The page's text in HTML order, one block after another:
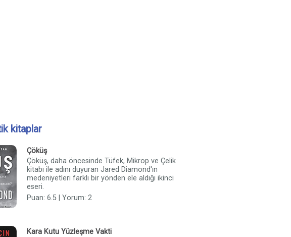
kitaplar
Çöküş
Çöküş, daha öncesinde Tüfek, Mikrop ve Çelik
kitabı ile adını duyuran Jared Diamond'ın
medeniyetleri farklı bir yönden ele aldığı ikinci
eseri.
Puan: 6.5 | Yorum: 2
Kara Kutu Yüzleşme Vakti